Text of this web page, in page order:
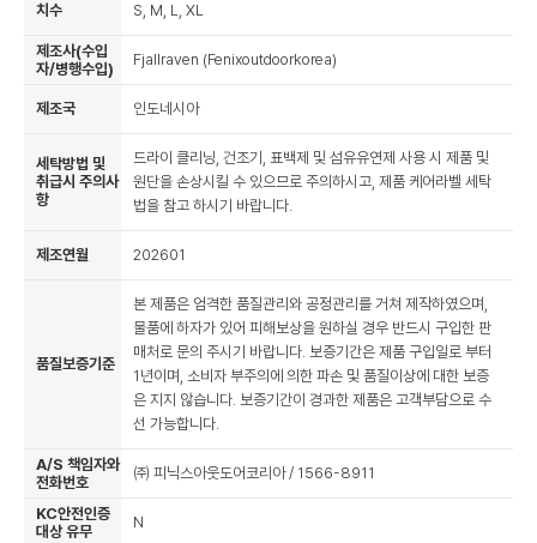
치수 S, M, L, XL
제조사(수입
자/병행수입)
Fjallraven (Fenixoutdoorkorea)
제조국 인도네시아
세탁방법 및
취급시 주의사
항
드라이 클리닝, 건조기, 표백제 및 섬유유연제 사용 시 제품 및
원단을 손상시킬 수 있으므로 주의하시고, 제품 케어라벨 세탁
법을 참고 하시기 바랍니다.
제조연월 202601
품질보증기준
본 제품은 엄격한 품질관리와 공정관리를 거쳐 제작하였으며,
물품에 하자가 있어 피해보상을 원하실 경우 반드시 구입한 판
매처로 문의 주시기 바랍니다. 보증기간은 제품 구입일로 부터
1년이며, 소비자 부주의에 의한 파손 및 품질이상에 대한 보증
은 지지 않습니다. 보증기간이 경과한 제품은 고객부담으로 수
선 가능합니다.
A/S 책임자와
전화번호
㈜ 피닉스아웃도어코리아 / 1566-8911
KC안전인증
대상 유무
N